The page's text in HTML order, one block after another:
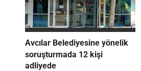
Avcılar Belediyesine yönelik
soruşturmada 12 kişi
adliyede